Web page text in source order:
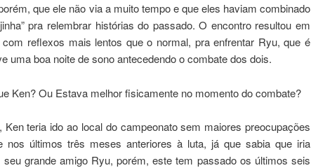
que ele não via a muito tempo e que eles haviam combinado
pra relembrar histórias do passado. O encontro resultou em
reflexos mais lentos que o normal, pra enfrentar Ryu, que é
uma boa noite de sono antecedendo o combate dos dois.
Ken? Ou Estava melhor fisicamente no momento do combate?
Ken teria ido ao local do campeonato sem maiores preocupações
nos últimos três meses anteriores à luta, já que sabia que iria
grande amigo Ryu, porém, este tem passado os últimos seis